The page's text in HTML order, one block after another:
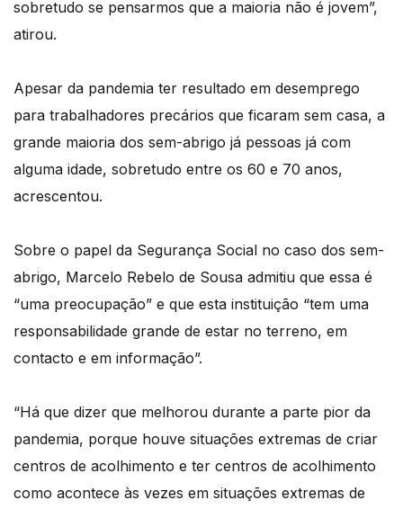
sobretudo se pensarmos que a maioria não é jovem”,
atirou.
Apesar da pandemia ter resultado em desemprego
para trabalhadores precários que ficaram sem casa, a
grande maioria dos sem-abrigo já pessoas já com
alguma idade, sobretudo entre os 60 e 70 anos,
acrescentou.
Sobre o papel da Segurança Social no caso dos sem-
abrigo, Marcelo Rebelo de Sousa admitiu que essa é
“uma preocupação” e que esta instituição “tem uma
responsabilidade grande de estar no terreno, em
contacto e em informação”.
“Há que dizer que melhorou durante a parte pior da
pandemia, porque houve situações extremas de criar
centros de acolhimento e ter centros de acolhimento
como acontece às vezes em situações extremas de